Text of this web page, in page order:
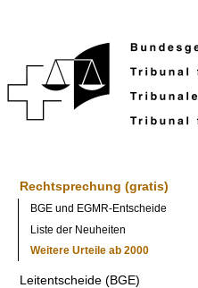
Rechtsprechung (gratis)
BGE und EGMR-Entscheide
Liste der Neuheiten
Weitere Urteile ab 2000
Leitentscheide (BGE)